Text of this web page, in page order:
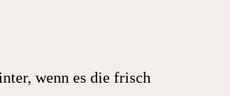
wenn es die frisch